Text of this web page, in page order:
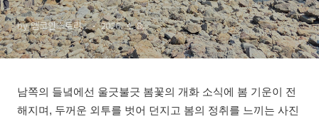
by 앰코인스토리.. 2026. 4. 8.
남쪽의 들녘에선 울긋불긋 봄꽃의 개화 소식에 봄 기운이 전
해지며, 두꺼운 외투를 벗어 던지고 봄의 정취를 느끼는 사진